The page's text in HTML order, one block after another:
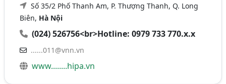
Số 35/2 Phố Thanh Am, P. Thượng Thanh, Q. Long
Biên, Hà Nội
(024) 526756<br>Hotline: 0979 733 770.x.x
......011@vnn.vn
www........hipa.vn